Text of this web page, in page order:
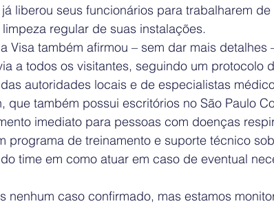
liberou seus funcionários para trabalharem
regular de suas instalações.
Visa também afirmou – sem dar mais detalhes
a todos os visitantes, seguindo um protocolo
autoridades locais e de especialistas
que também possui escritórios no São Paulo
imediato para pessoas com doenças
programa de treinamento e suporte técnico
time em como atuar em caso de eventual
nenhum caso confirmado, mas estamos